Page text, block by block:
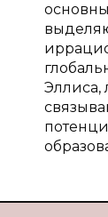
Эллиса,